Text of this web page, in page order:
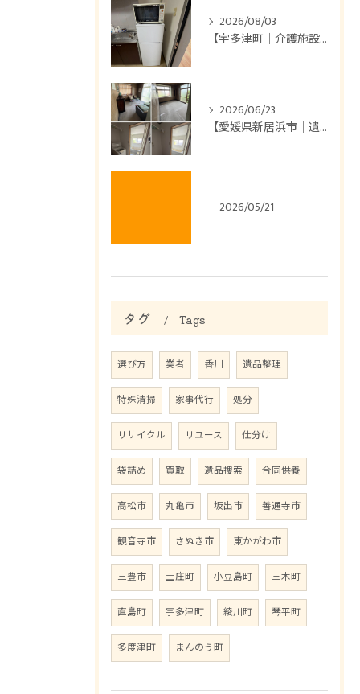
2026/08/03
【宇多津町｜介護施設のお部屋片付け】
2026/06/23
【愛媛県新居浜市｜遺品整理】
2026/05/21
タグ Tags
選び方 業者 香川 遺品整理
特殊清掃 家事代行 処分
リサイクル リユース 仕分け
袋詰め 買取 遺品捜索 合同供養
高松市 丸亀市 坂出市 善通寺市
観音寺市 さぬき市 東かがわ市
三豊市 土庄町 小豆島町 三木町
直島町 宇多津町 綾川町 琴平町
多度津町 まんのう町